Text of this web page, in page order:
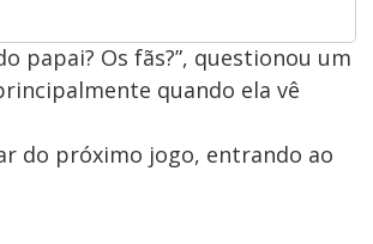
papai? Os fãs?”, questionou um
quando ela vê
do próximo jogo, entrando ao